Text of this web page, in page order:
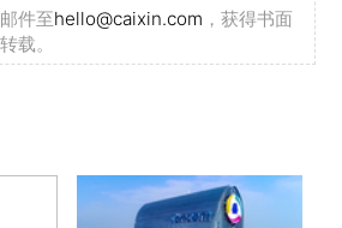
件至hello@caixin.com ，获得书面
载。